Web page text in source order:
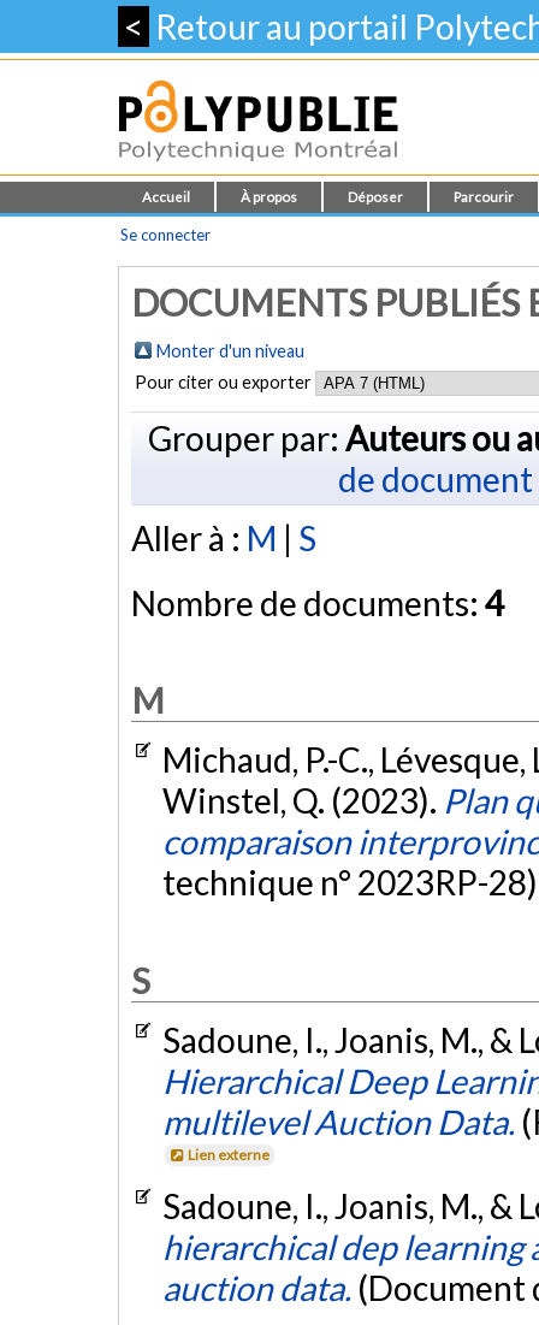
< Retour au portail
Accueil À propos Déposer Parcourir
Se connecter
DOCUMENTS PUBLIÉS
Monter d'un niveau
Pour citer ou exporter
Grouper par: Auteurs ou
de document
Aller à : M | S
Nombre de documents: 4
M
Michaud, P.-C., Lévesque,
Winstel, Q. (2023). Plan
comparaison
technique n° 2023RP-
S
Sadoune, I., Joanis, M., &
Hierarchical Deep
multilevel Auction Data.
Lien externe
Sadoune, I., Joanis, M., &
hierarchical dep
auction data. (Document